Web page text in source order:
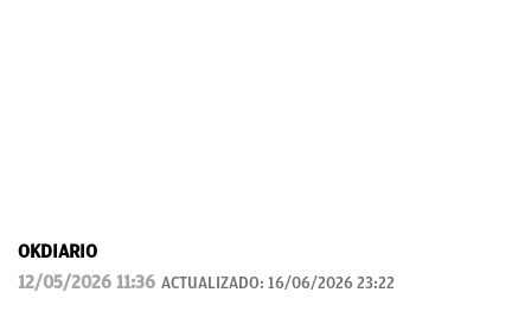
OKDIARIO
12/05/2026 11:36 ACTUALIZADO: 16/06/2026 23:22